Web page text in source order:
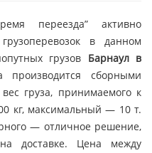
переезда” активно
в данном
грузов Барнаул в
сборными
груза, принимаемого к
кг, максимальный — 10 т.
— отличное решение,
доставке. Цена между